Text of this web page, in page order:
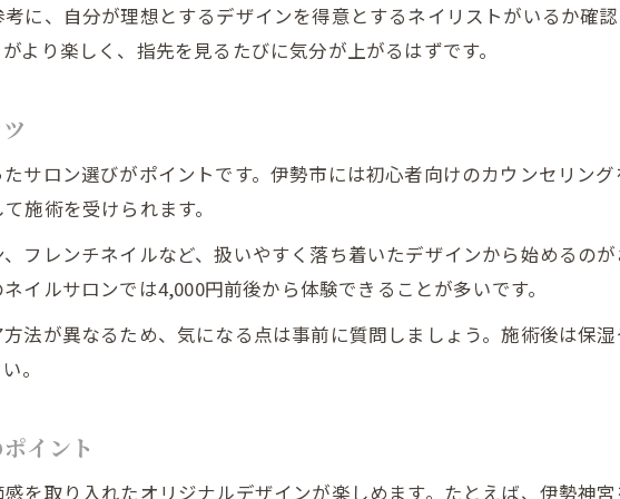
季節感を活かしたネイルアートの楽しみ方
自分らしいデザインならアートネイルがおすすめ
アートネイルで自分らしさを表現するアイデア
伊勢市で叶える個性的なアートネイルの魅力
ネイルアートの種類と選び方をしっかり解説
アートネイルとは何か意味や特徴を紹介
伊勢市の人気ネイルデザインの特徴を解説
に、自分が理想とするデザインを得意とするネイリストがいるか確
より楽しく、指先を見るたびに気分が上がるはずです。
サロン選びがポイントです。伊勢市には初心者向けのカウンセリン
施術を受けられます。
フレンチネイルなど、扱いやすく落ち着いたデザインから始めるの
イルサロンでは4,000円前後から体験できることが多いです。
法が異なるため、気になる点は事前に質問しましょう。施術後は保
。
イント
を取り入れたオリジナルデザインが楽しめます。たとえば、伊勢神